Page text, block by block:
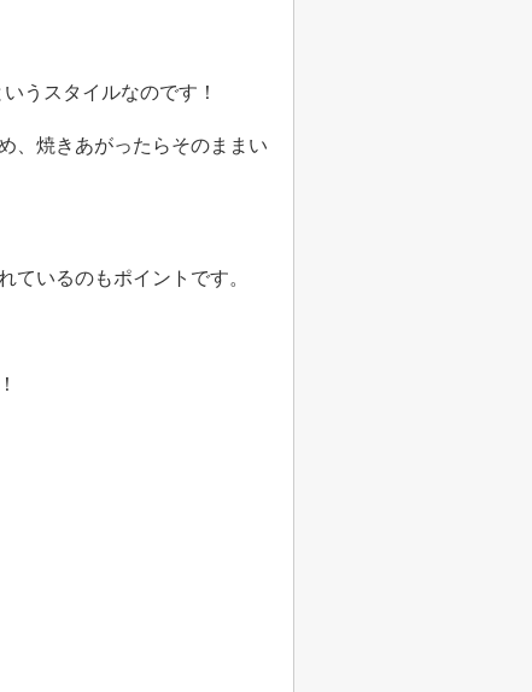
うスタイルなのです！
、焼きあがったらそのままい
ているのもポイントです。